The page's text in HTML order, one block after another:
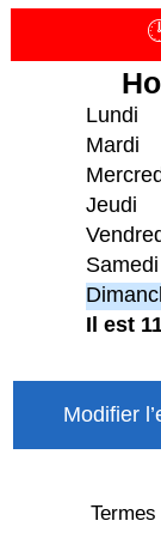
Lundi
Mardi
Jeudi
Samedi
Il est
Modifier